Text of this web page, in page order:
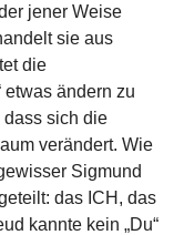
jener Weise
sie aus
die
etwas ändern zu
dass sich die
verändert. Wie
Sigmund
das ICH, das
kannte kein „Du“